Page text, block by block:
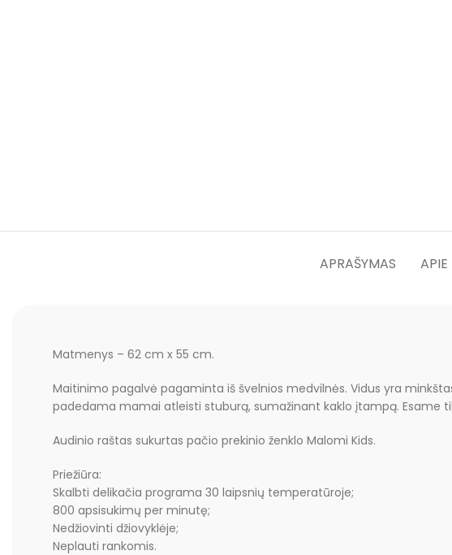
APRAŠYMAS APIE
Matmenys – 62 cm x 55 cm.
Maitinimo pagalvė pagaminta iš švelnios medvilnės. Vidus yra
padedama mamai atleisti stuburą, sumažinant kaklo įtampą. Esame
Audinio raštas sukurtas pačio prekinio ženklo Malomi Kids.
Priežiūra:
Skalbti delikačia programa 30 laipsnių temperatūroje;
800 apsisukimų per minutę;
Nedžiovinti džiovyklėje;
Neplauti rankomis.